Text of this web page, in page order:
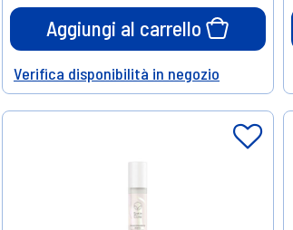
Aggiungi al carrello
Help
Verifica disponibilità in negozio